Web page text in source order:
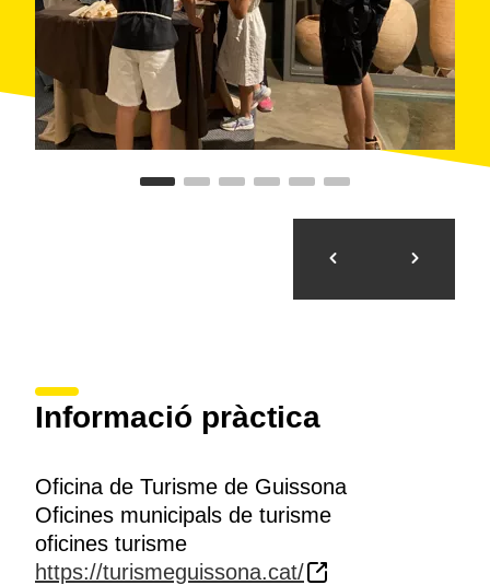
Informació pràctica
Oficina de Turisme de Guissona
Oficines municipals de turisme
oficines turisme
https://turismeguissona.cat/